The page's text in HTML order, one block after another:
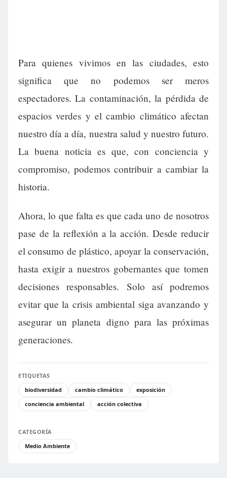
Para quienes vivimos en las ciudades, esto
significa que no podemos ser meros
espectadores. La contaminación, la pérdida de
espacios verdes y el cambio climático afectan
nuestro día a día, nuestra salud y nuestro futuro.
La buena noticia es que, con conciencia y
compromiso, podemos contribuir a cambiar la
historia.
Ahora, lo que falta es que cada uno de nosotros
pase de la reflexión a la acción. Desde reducir
el consumo de plástico, apoyar la conservación,
hasta exigir a nuestros gobernantes que tomen
decisiones responsables. Solo así podremos
evitar que la crisis ambiental siga avanzando y
asegurar un planeta digno para las próximas
generaciones.
ETIQUETAS
biodiversidad
cambio climático
exposición
conciencia ambiental
acción colectiva
CATEGORÍA
Medio Ambiente